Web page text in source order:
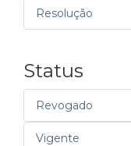
Resolução
Status
Revogado
Vigente